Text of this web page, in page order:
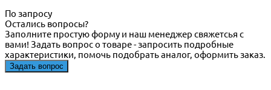
По запросу
Остались вопросы?
Заполните простую форму и наш менеджер свяжетсья с
вами! Задать вопрос о товаре - запросить подробные
характеристики, помочь подобрать аналог, оформить заказ.
Задать вопрос